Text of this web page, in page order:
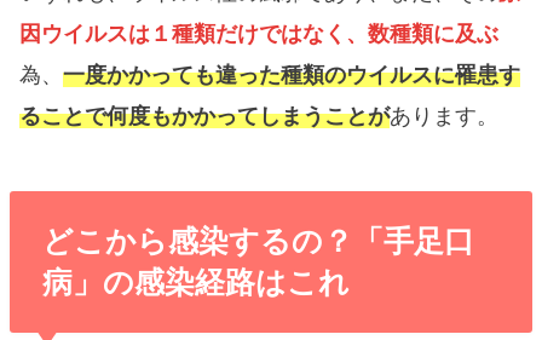
因ウイルスは１種類だけではなく、数種類に及ぶ
為、一度かかっても違った種類のウイルスに罹患す
ることで何度もかかってしまうことがあります。
どこから感染するの？「手足口
病」の感染経路はこれ